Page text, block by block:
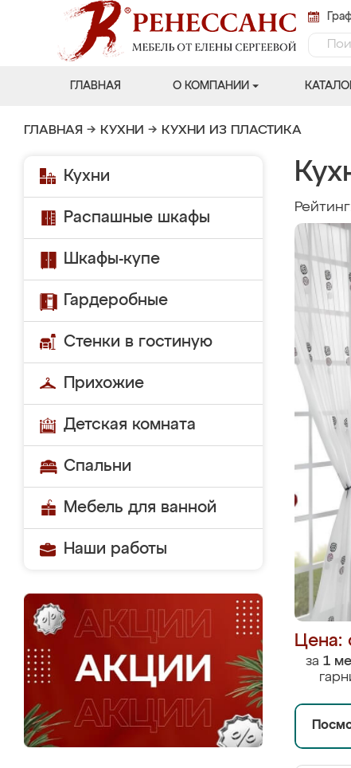
ГЛАВНАЯ О КОМПАНИИ КАТАЛОГ
ГЛАВНАЯ → КУХНИ → КУХНИ ИЗ ПЛАСТИКА
Кухни
Распашные шкафы
Шкафы-купе
Гардеробные
Стенки в гостиную
Прихожие
Детская комната
Спальни
Мебель для ванной
Наши работы
Цена:
за 1